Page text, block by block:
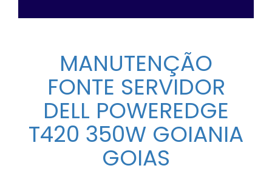
MANUTENÇÃO
FONTE SERVIDOR
DELL POWEREDGE
T420 350W GOIANIA
GOIAS